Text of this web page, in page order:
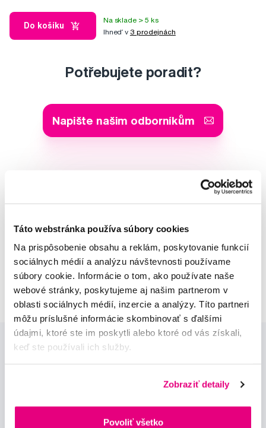
Táto webstránka používa súbory cookies
Na prispôsobenie obsahu a reklám, poskytovanie funkcií
sociálnych médií a analýzu návštevnosti používame
súbory cookie. Informácie o tom, ako používate naše
webové stránky, poskytujeme aj našim partnerom v
oblasti sociálnych médií, inzercie a analýzy. Títo partneri
môžu príslušné informácie skombinovať s ďalšími
údajmi, ktoré ste im poskytli alebo ktoré od vás získali,
keď ste používali ich služby.
Zobraziť detaily
Povoliť všetko
Do košíku
Na sklade > 5 ks
Ihneď v 3 prodejnách
Potřebujete poradit?
Napište našim odborníkům
Lucie Vokůrková
odborná konzultácia dentálnej
starostlivosti